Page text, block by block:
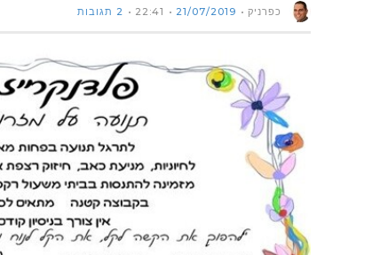
כפרניק 21/07/2019
22:41 2 תגובות